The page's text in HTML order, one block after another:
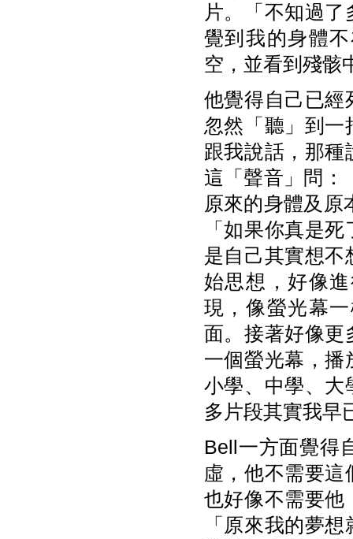
片。「不知過
覺到我的身體
空，並看到殘骸
他覺得自己已經
忽然「聽」到一
跟我說話，那種
這「聲音」問：
原來的身體及原
「如果你真是
是自己其實想不
始思想，好像
現，像螢光幕
面。接著好像更
一個螢光幕，播
小學、中學、大
多片段其實我早
Bell一方面覺得
虛，他不需要
也好像不需要他
「原來我的夢